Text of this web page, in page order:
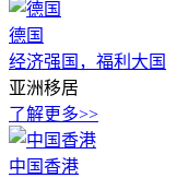
德国
经济强国，福利大国
亚洲移居
了解更多>>
中国香港